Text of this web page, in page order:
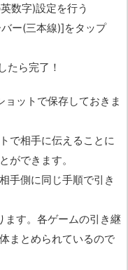
数字)設定を行う
ー(三本線)]をタップ
たら完了！
ットで保存しておきま
で相手に伝えることに
ができます。
手側に同じ手順で引き
ます。各ゲームの引き継
まとめられているので